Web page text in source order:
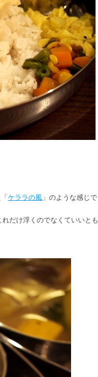
ケララの風 」のような感じで
だけ浮くのでなくていいとも